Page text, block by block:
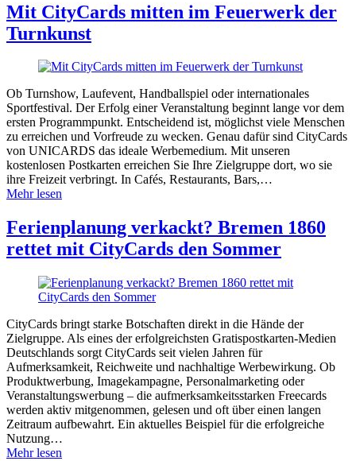
Mit CityCards mitten im Feuerwerk der
Turnkunst
Ob Turnshow, Laufevent, Handballspiel oder internationales
Sportfestival. Der Erfolg einer Veranstaltung beginnt lange vor dem
ersten Programmpunkt. Entscheidend ist, möglichst viele Menschen
zu erreichen und Vorfreude zu wecken. Genau dafür sind CityCards
von UNICARDS das ideale Werbemedium. Mit unseren
kostenlosen Postkarten erreichen Sie Ihre Zielgruppe dort, wo sie
ihre Freizeit verbringt. In Cafés, Restaurants, Bars,…
Mehr lesen
Ferienplanung verkackt? Bremen 1860
rettet mit CityCards den Sommer
CityCards bringt starke Botschaften direkt in die Hände der
Zielgruppe. Als eines der erfolgreichsten Gratispostkarten-Medien
Deutschlands sorgt CityCards seit vielen Jahren für
Aufmerksamkeit, Reichweite und nachhaltige Werbewirkung. Ob
Produktwerbung, Imagekampagne, Personalmarketing oder
Veranstaltungswerbung – die aufmerksamkeitsstarken Freecards
werden aktiv mitgenommen, gelesen und oft über einen langen
Zeitraum aufbewahrt. Ein aktuelles Beispiel für die erfolgreiche
Nutzung…
Mehr lesen